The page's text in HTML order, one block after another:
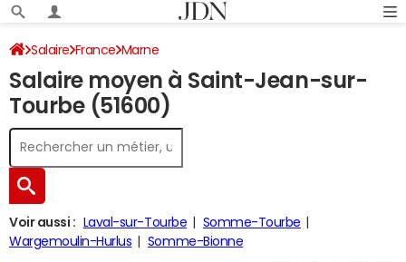
Salaire France Marne
Salaire moyen à Saint-Jean-sur-
Tourbe (51600)
Voir aussi : Laval-sur-Tourbe
Somme-Tourbe
Wargemoulin-Hurlus
Somme-Bionne